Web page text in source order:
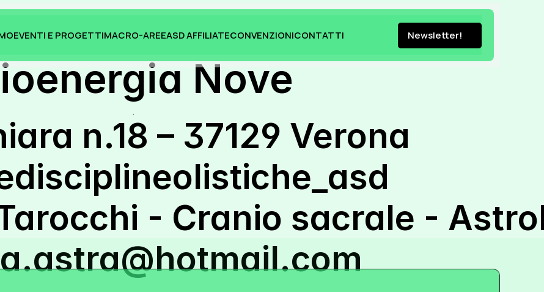
EVENTI E PROGETTIMACRO-AREEASD AFFILIATECONVENZIONICONTATTI
Newsletter!
Newsletter!
Nove
.
n.18 – 37129 Verona
- Cranio sacrale -